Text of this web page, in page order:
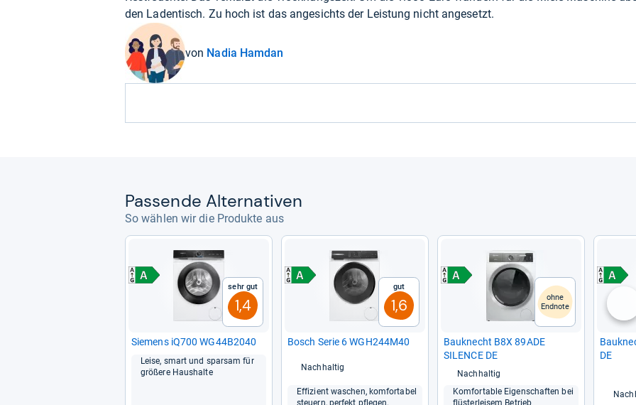
den Ladentisch. Zu hoch ist das angesichts der Leistung nicht angesetzt.
von Nadia Hamdan
Pas­sende Alter­na­ti­ven
So wählen wir die Produkte aus
Sehr gut
1,4
Sie­mens iQ700 WG44B2040
Leise, smart und spar­sam für
grö­ßere Haus­halte
Gut
1,6
Bosch Serie 6 WGH244M40
Nachhaltig
Effi­zi­ent waschen, kom­for­ta­bel
ohne
Endnote
Bau­knecht B8X 89ADE
SILENCE DE
Nachhaltig
Kom­for­ta­ble Eigen­schaf­ten bei
DE